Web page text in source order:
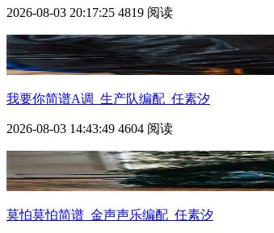
2026-08-03 20:17:25 4819 阅读
我要你简谱A调_生产队编配_任素汐
2026-08-03 14:43:49 4604 阅读
莫怕莫怕简谱_金声声乐编配_任素汐